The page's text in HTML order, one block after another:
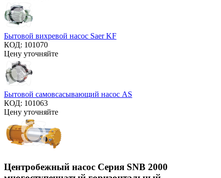
Бытовой вихревой насос Saer KF
КОД: 101070
Цену уточняйте
Бытовой самовсасывающий насос AS
КОД: 101063
Цену уточняйте
Центробежный насос Серия SNB 2000